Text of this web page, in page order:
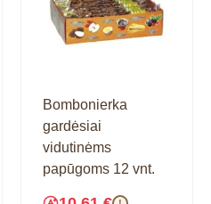
Bombonierka
gardėsiai
vidutinėms
papūgoms 12 vnt.